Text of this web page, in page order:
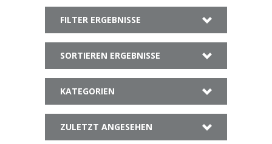
FILTER ERGEBNISSE
SORTIEREN ERGEBNISSE
KATEGORIEN
ZULETZT ANGESEHEN